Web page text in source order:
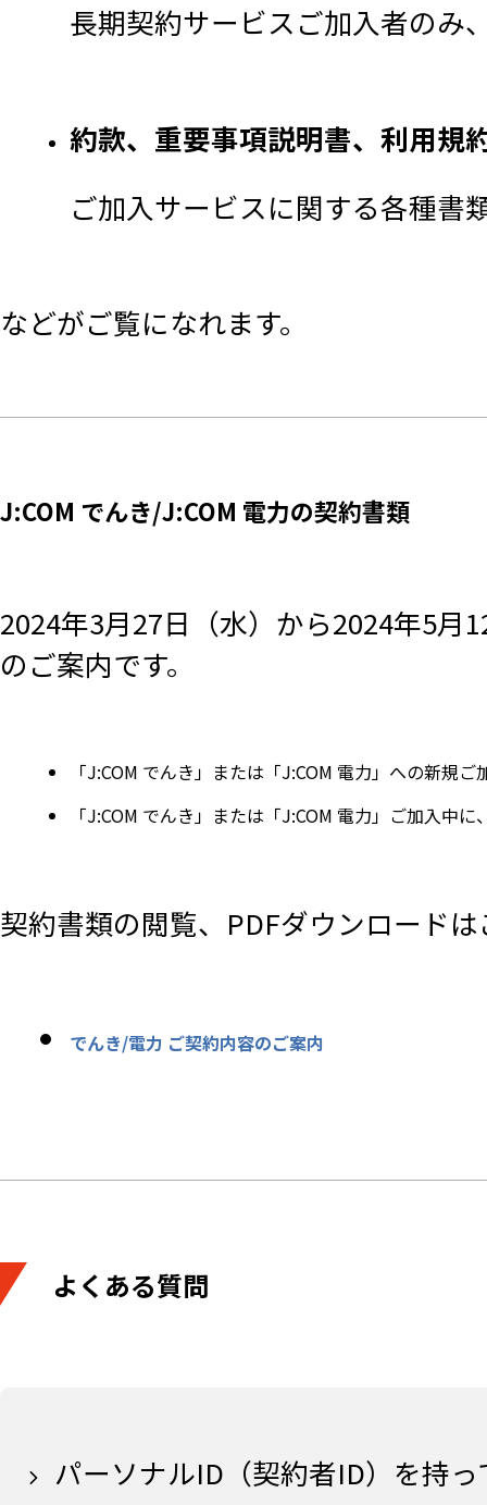
長期契約サービスご加入者のみ
約款、重要事項説明書、利用規
ご加入サービスに関する各種書
などがご覧になれます。
J:COM でんき/J:COM 電力の契約書類
2024年3月27日（水）から2024年5
のご案内です。
「J:COM でんき」または「J:COM 電力」への新規
「J:COM でんき」または「J:COM 電力」ご加入中
契約書類の閲覧、PDFダウンロード
でんき/電力 ご契約内容のご案内
よくある質問
パーソナルID（契約者ID）を持